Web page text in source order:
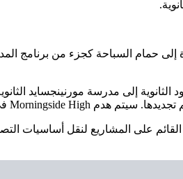
إلى حمام السباحة كجزء من برنامج
إلى مدرسة مورنينجسايد الثانوية
على المشاريع لنقل أساسيات